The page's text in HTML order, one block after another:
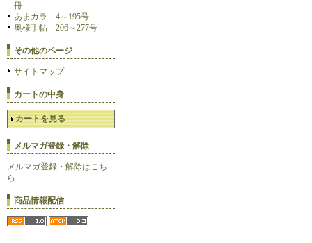
冊
あまカラ 4～195号
奥様手帖 206～277号
その他のページ
サイトマップ
カートの中身
カートを見る
メルマガ登録・解除
メルマガ登録・解除はこち
ら
商品情報配信